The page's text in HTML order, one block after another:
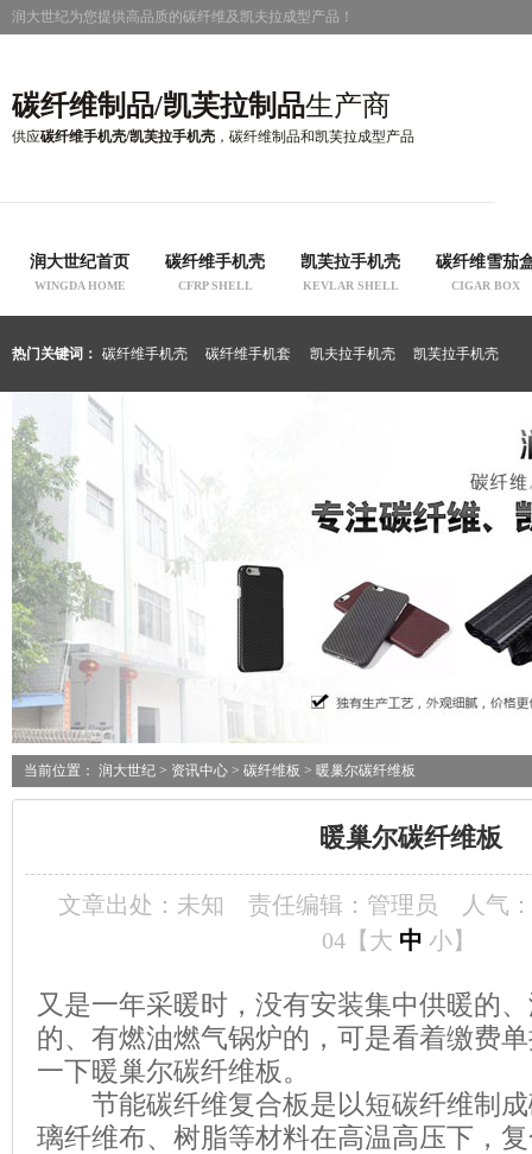
润大世纪为您提供高品质的碳纤维及凯夫拉成型产品！
碳纤维制品/凯芙拉制品生产商
供应碳纤维手机壳/凯芙拉手机壳 ，碳纤维制品和凯芙拉成型产品
润大世纪首页
WINGDA HOME
碳纤维手机壳
CFRP SHELL
凯芙拉手机壳
KEVLAR SHELL
碳纤维雪茄
CIGAR BOX
热门关键词： 碳纤维手机壳 碳纤维手机套 凯夫拉手机壳 凯芙拉手机壳
当前位置： 润大世纪 > 资讯中心 > 碳纤维板 > 暖巢尔碳纤维板
暖巢尔碳纤维板
文章出处：未知 责任编辑：管理员
人气：
04【 大 中 小】
又是一年采暖时，没有安装集中供暖的
的、有燃油燃气锅炉的，可是看着缴费
一下暖巢尔碳纤维板。
节能碳纤维复合板是以短碳纤维制成
璃纤维布、树脂等材料在高温高压下，